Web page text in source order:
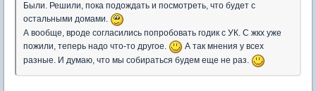
Были. Решили, пока подождать и посмотреть, что будет с
остальными домами.
А вообще, вроде согласились попробовать годик с УК. С жкх уже
пожили, теперь надо что-то другое.
А так мнения у всех
разные. И думаю, что мы собираться будем еще не раз.